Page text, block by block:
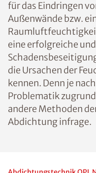
betroffen. Die
von Feuchtigkeit in
eine erhöhte
dabei vielfältig. Für
nachhaltige
zwingend
nachdem, welcher
Problematik
jeweils andere